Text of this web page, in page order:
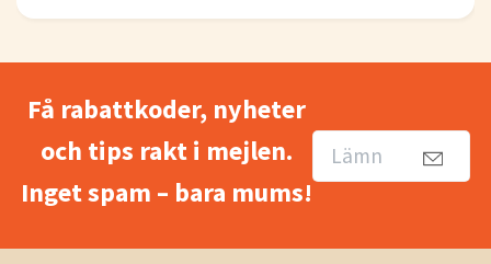
Få rabattkoder, nyheter
och tips rakt i mejlen.
Inget spam – bara mums!